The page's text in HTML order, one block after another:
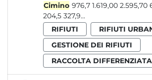
Cimino 976,7 1.619,00 2.595,70
204,5 327,9...
RIFIUTI
RIFIUTI
GESTIONE DEI RIFIUTI
RACCOLTA DIFFERENZIATA